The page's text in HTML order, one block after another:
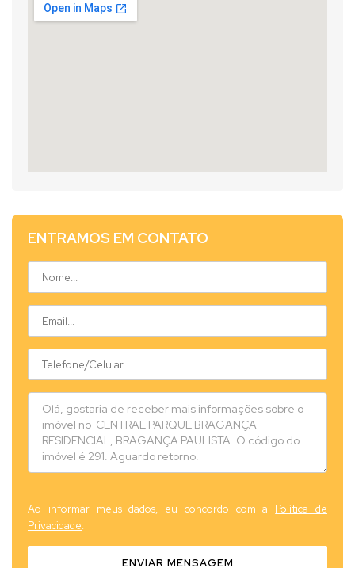
ENTRAMOS EM CONTATO
Ao informar meus dados, eu concordo com a Política de
Privacidade.
ENVIAR MENSAGEM